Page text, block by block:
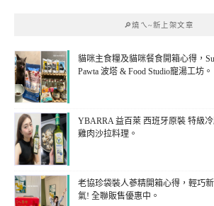
🔎燒ㄟ~新上架文章
貓咪主食糧及貓咪餐食開箱心得，
Pawta 波塔 & Food Studio寵湯工坊。
YBARRA 益百萊 西班牙原裝 特級
雞肉沙拉料理。
老協珍袋裝人蔘精開箱心得，輕巧
氣! 全聯販售優惠中。